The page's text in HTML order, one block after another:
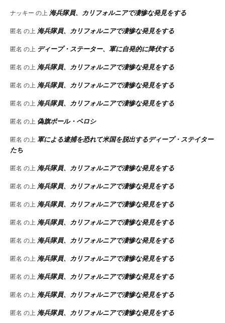
ナッキー の上 海兵隊員、カリフォルニアで凄惨な発見をする
匿名 の上 海兵隊員、カリフォルニアで凄惨な発見をする
匿名 の上 ディープ・ステーター、軍に自発的に降伏する
匿名 の上 海兵隊員、カリフォルニアで凄惨な発見をする
匿名 の上 海兵隊員、カリフォルニアで凄惨な発見をする
匿名 の上 海兵隊員、カリフォルニアで凄惨な発見をする
匿名 の上 偽旗ポール・ペロシ
匿名 の上 軍による逮捕を恐れて米国を脱出するディープ・ステイター
たち
匿名 の上 海兵隊員、カリフォルニアで凄惨な発見をする
匿名 の上 海兵隊員、カリフォルニアで凄惨な発見をする
匿名 の上 海兵隊員、カリフォルニアで凄惨な発見をする
匿名 の上 海兵隊員、カリフォルニアで凄惨な発見をする
匿名 の上 海兵隊員、カリフォルニアで凄惨な発見をする
匿名 の上 海兵隊員、カリフォルニアで凄惨な発見をする
匿名 の上 海兵隊員、カリフォルニアで凄惨な発見をする
匿名 の上 海兵隊員、カリフォルニアで凄惨な発見をする
匿名 の上 海兵隊員、カリフォルニアで凄惨な発見をする